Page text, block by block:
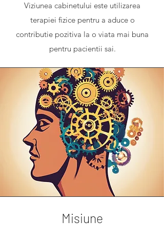
Viziunea cabinetului este utilizarea
terapiei fizice pentru a aduce o
contributie pozitiva la o viata mai buna
pentru pacientii sai.
Misiune